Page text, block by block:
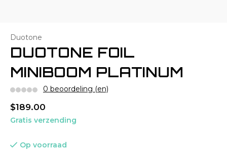
Duotone
DUOTONE FOIL
MINIBOOM PLATINUM
0 beoordeling (en)
$189.00
Gratis verzending
Op voorraad